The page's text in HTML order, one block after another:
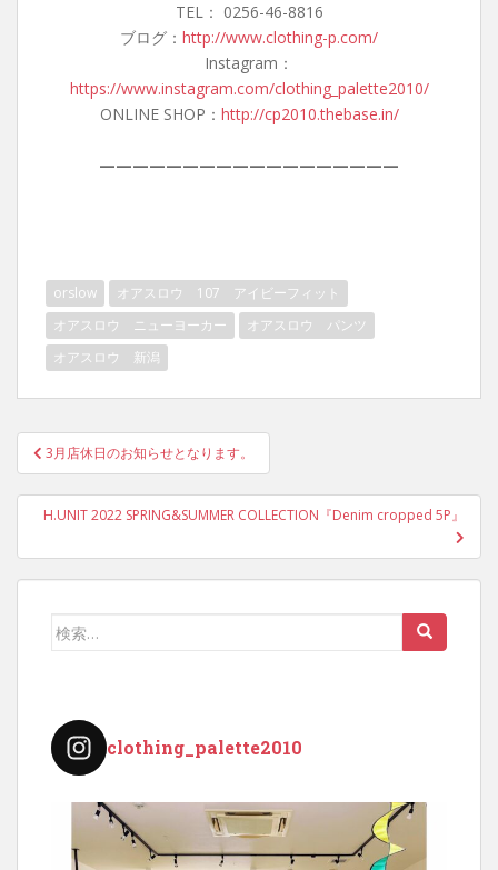
TEL： 0256-46-8816
ブログ： http://www.clothing-p.com/
Instagram：
https://www.instagram.com/clothing_palette2010/
ONLINE SHOP： http://cp2010.thebase.in/
——————————————————
orslow
オアスロウ 107 アイビーフィット
オアスロウ ニューヨーカー
オアスロウ パンツ
オアスロウ 新潟
投
稿
ナ
ゲ
ー
3月店休日のお知らせとなります。
H.UNIT 2022 SPRING&SUMMER COLLECTION『Denim cropped 5P』
検
clothing_palette2010